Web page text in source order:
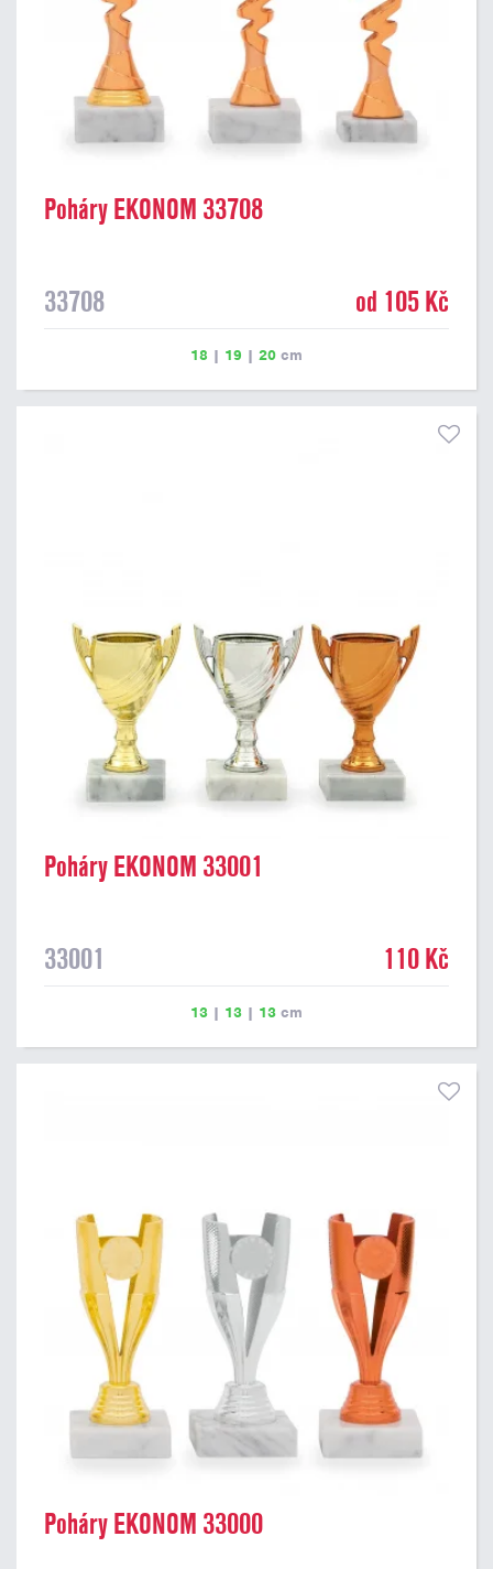
Poháry EKONOM 33708
33708 od 105 Kč
18 | 19 | 20 cm
Poháry EKONOM 33001
33001 110 Kč
13 | 13 | 13 cm
Poháry EKONOM 33000